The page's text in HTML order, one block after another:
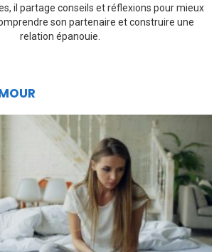
il partage conseils et réflexions pour mieux
son partenaire et construire une
relation épanouie.